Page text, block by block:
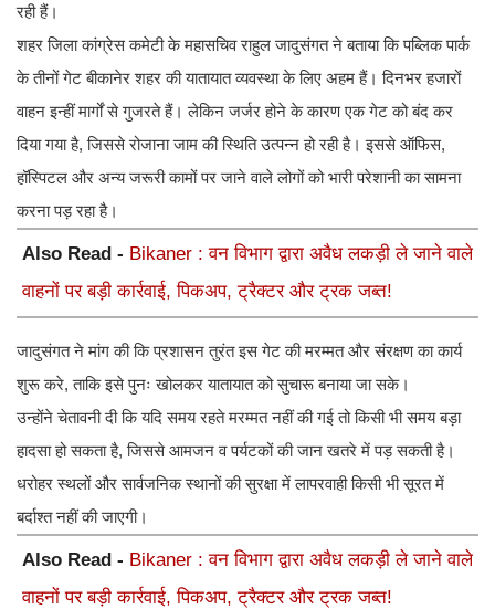
रही हैं।
शहर जिला कांग्रेस कमेटी के महासचिव राहुल जादुसंगत ने बताया कि पब्लिक पार्क
के तीनों गेट बीकानेर शहर की यातायात व्यवस्था के लिए अहम हैं। दिनभर हजारों
वाहन इन्हीं मार्गों से गुजरते हैं। लेकिन जर्जर होने के कारण एक गेट को बंद कर
दिया गया है, जिससे रोजाना जाम की स्थिति उत्पन्न हो रही है। इससे ऑफिस,
हॉस्पिटल और अन्य जरूरी कामों पर जाने वाले लोगों को भारी परेशानी का सामना
करना पड़ रहा है।
Also Read - Bikaner : वन विभाग द्वारा अवैध लकड़ी ले जाने वाले
वाहनों पर बड़ी कार्रवाई, पिकअप, ट्रैक्टर और ट्रक जब्त!
जादुसंगत ने मांग की कि प्रशासन तुरंत इस गेट की मरम्मत और संरक्षण का कार्य
शुरू करे, ताकि इसे पुनः खोलकर यातायात को सुचारू बनाया जा सके।
उन्होंने चेतावनी दी कि यदि समय रहते मरम्मत नहीं की गई तो किसी भी समय बड़ा
हादसा हो सकता है, जिससे आमजन व पर्यटकों की जान खतरे में पड़ सकती है।
धरोहर स्थलों और सार्वजनिक स्थानों की सुरक्षा में लापरवाही किसी भी सूरत में
बर्दाश्त नहीं की जाएगी।
Also Read - Bikaner : वन विभाग द्वारा अवैध लकड़ी ले जाने वाले
वाहनों पर बड़ी कार्रवाई, पिकअप, ट्रैक्टर और ट्रक जब्त!